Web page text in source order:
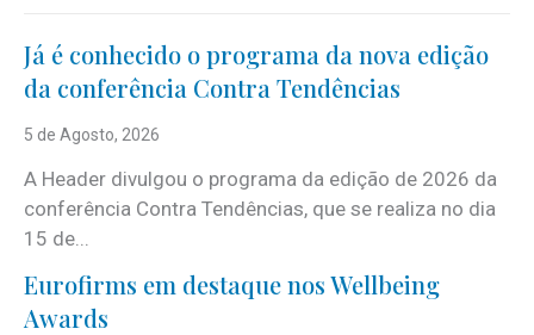
Já é conhecido o programa da nova edição
da conferência Contra Tendências
5 de Agosto, 2026
A Header divulgou o programa da edição de 2026 da
conferência Contra Tendências, que se realiza no dia
15 de...
Eurofirms em destaque nos Wellbeing
Awards